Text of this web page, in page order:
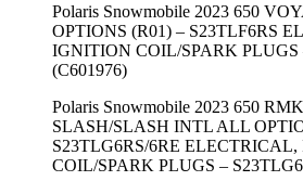
Polaris Snowmobile 2023 650
OPTIONS (R01) – S23TLF6RS
IGNITION COIL/SPARK PLUGS
(C601976)
Polaris Snowmobile 2023 650
SLASH/SLASH INTL ALL
S23TLG6RS/6RE
COIL/SPARK PLUGS –